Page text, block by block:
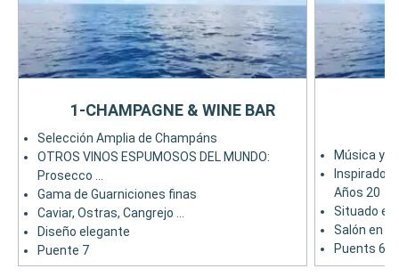
Selección Amplia de Champáns
OTROS VINOS ESPUMOSOS DEL MUNDO:
Prosecco ...
Gama de Guarniciones finas
Caviar, Ostras, Cangrejo ...
Diseño elegante
Puente 7
1-CHAMPAGNE & WINE BAR
Música y
Inspirado
Años 20
Situado en
Salón en
Puents 6 y